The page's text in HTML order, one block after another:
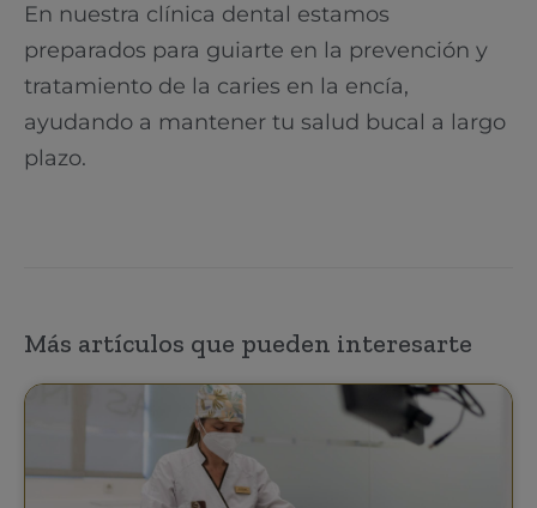
En nuestra clínica dental estamos
preparados para guiarte en la prevención y
tratamiento de la caries en la encía,
ayudando a mantener tu salud bucal a largo
plazo.
Más artículos que pueden interesarte